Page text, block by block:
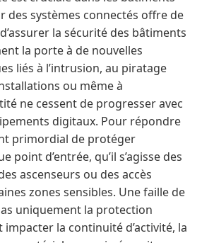
des systèmes connectés offre de
la sécurité des bâtiments
la porte à de nouvelles
liés à l’intrusion, au piratage
ou même à
ne cessent de progresser avec
digitaux. Pour répondre
primordial de protéger
point d’entrée, qu’il s’agisse des
ascenseurs ou des accès
zones sensibles. Une faille de
uniquement la protection
impacter la continuité d’activité, la